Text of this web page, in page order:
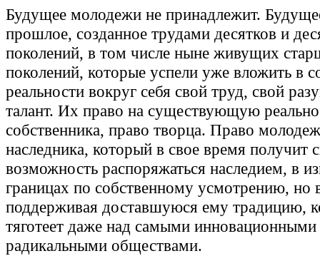
Будущее молодежи не принадлежит.
прошлое, созданное трудами десятков и
поколений, в том числе ныне живущих
поколений, которые успели уже вложить в
реальности вокруг себя свой труд, свой
талант. Их право на существующую
собственника, право творца. Право
наследника, который в свое время получит
возможность распоряжаться наследием, в
границах по собственному усмотрению, но
поддерживая доставшуюся ему традицию,
тяготеет даже над самыми инновационными
радикальными обществами.